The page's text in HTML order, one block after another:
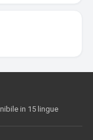
in 15 lingue